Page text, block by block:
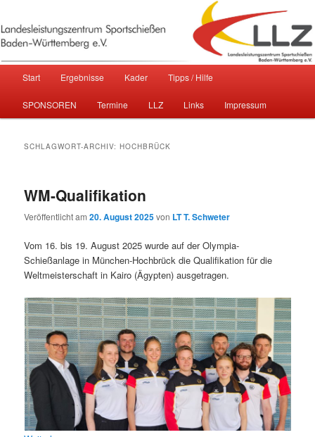
Landesleistungszentrum
Sportschießen Baden-Württemberg
e.V.
Zum primären Inhalt springen
Zum sekundären Inhalt springen
Start Ergebnisse Kader Tipps / Hilfe
SPONSOREN Termine LLZ Links Impressum
SCHLAGWORT-ARCHIV:HOCHBRÜCK
WM-Qualifikation
Veröffentlicht am20. August 2025von LT T. Schweter
Vom 16. bis 19. August 2025 wurde auf der Olympia-
Schießanlage in München-Hochbrück die Qualifikation für die
Weltmeisterschaft in Kairo (Ägypten) ausgetragen.